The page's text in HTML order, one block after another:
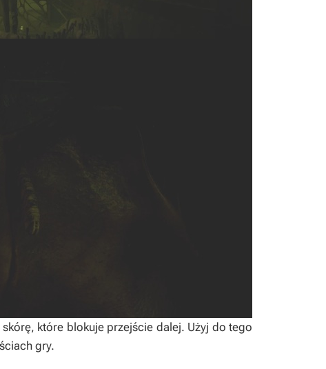
które blokuje przejście dalej. Użyj do tego
gry.